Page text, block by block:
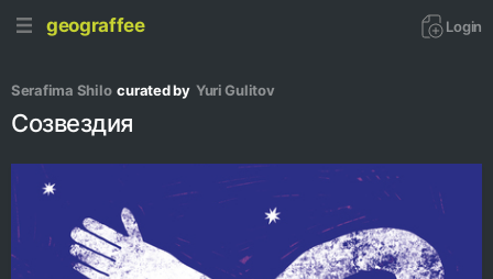
geograffee Login
Serafima Shilo curated by Yuri Gulitov
Созвездия